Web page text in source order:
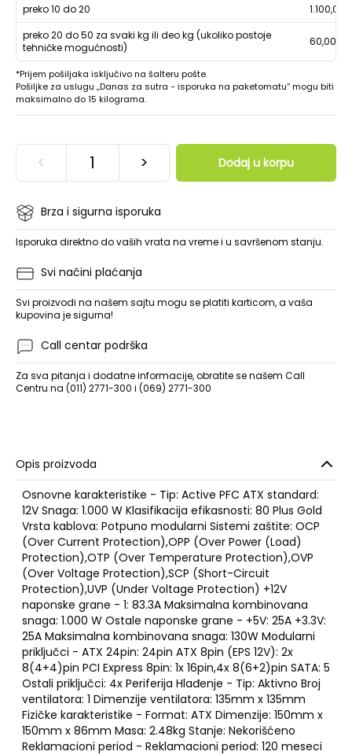
preko 10 do 20
1.100,00
preko 20 do 50 za svaki kg ili deo kg (ukoliko postoje
tehničke mogućnosti)
60,00
*Prijem pošiljaka isključivo na šalteru pošte.
Pošiljke za uslugu „Danas za sutra - isporuka na paketomatu“ mogu biti
maksimalno do 15 kilograma.
< > Dodaj u korpu
Brza i sigurna isporuka
Isporuka direktno do vaših vrata na vreme i u savršenom stanju.
Svi načini plaćanja
Svi proizvodi na našem sajtu mogu se platiti karticom, a vaša
kupovina je sigurna!
Call centar podrška
Za sva pitanja i dodatne informacije, obratite se našem Call
Centru na (011) 2771-300 i (069) 2771-300
Opis proizvoda
Osnovne karakteristike - Tip: Active PFC ATX standard:
12V Snaga: 1.000 W Klasifikacija efikasnosti: 80 Plus Gold
Vrsta kablova: Potpuno modularni Sistemi zaštite: OCP
(Over Current Protection),OPP (Over Power (Load)
Protection),OTP (Over Temperature Protection),OVP
(Over Voltage Protection),SCP (Short-Circuit
Protection),UVP (Under Voltage Protection) +12V
naponske grane - 1: 83.3A Maksimalna kombinovana
snaga: 1.000 W Ostale naponske grane - +5V: 25A +3.3V:
25A Maksimalna kombinovana snaga: 130W Modularni
priključci - ATX 24pin: 24pin ATX 8pin (EPS 12V): 2x
8(4+4)pin PCI Express 8pin: 1x 16pin,4x 8(6+2)pin SATA: 5
Ostali priključci: 4x Periferija Hlađenje - Tip: Aktivno Broj
ventilatora: 1 Dimenzije ventilatora: 135mm x 135mm
Fizičke karakteristike - Format: ATX Dimenzije: 150mm x
150mm x 86mm Masa: 2.48kg Stanje: Nekorišćeno
Reklamacioni period - Reklamacioni period: 120 meseci